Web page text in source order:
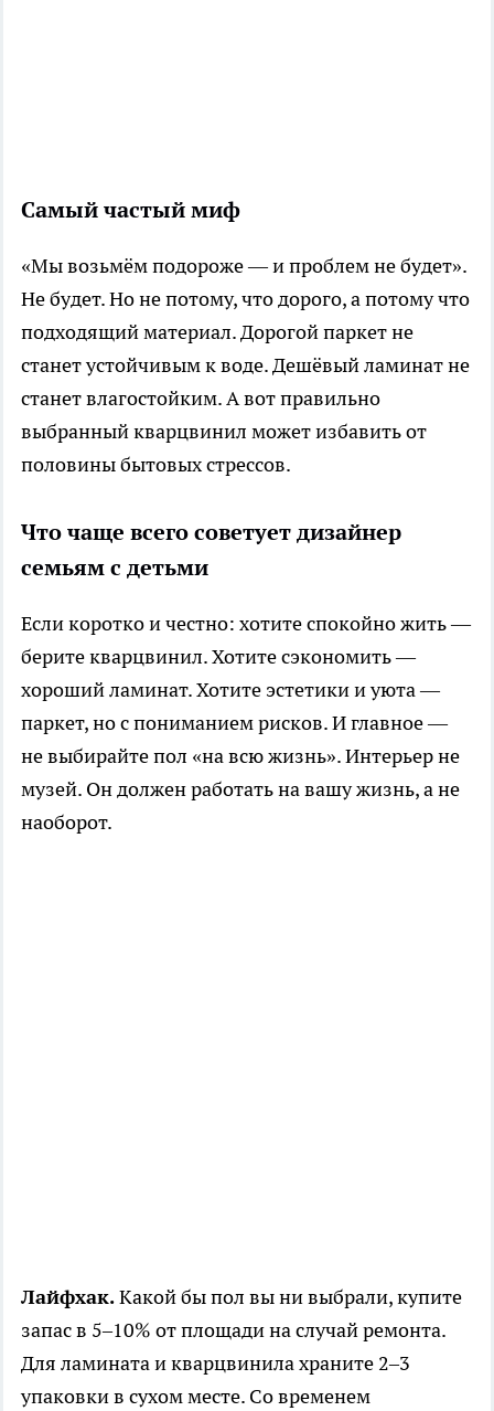
Самый частый миф
«Мы возьмём подороже — и проблем не будет».
Не будет. Но не потому, что дорого, а потому что
подходящий материал. Дорогой паркет не
станет устойчивым к воде. Дешёвый ламинат не
станет влагостойким. А вот правильно
выбранный кварцвинил может избавить от
половины бытовых стрессов.
Что чаще всего советует дизайнер
семьям с детьми
Если коротко и честно: хотите спокойно жить —
берите кварцвинил. Хотите сэкономить —
хороший ламинат. Хотите эстетики и уюта —
паркет, но с пониманием рисков. И главное —
не выбирайте пол «на всю жизнь». Интерьер не
музей. Он должен работать на вашу жизнь, а не
наоборот.
Лайфхак.Какой бы пол вы ни выбрали, купите
запас в 5–10% от площади на случай ремонта.
Для ламината и кварцвинила храните 2–3
упаковки в сухом месте. Со временем